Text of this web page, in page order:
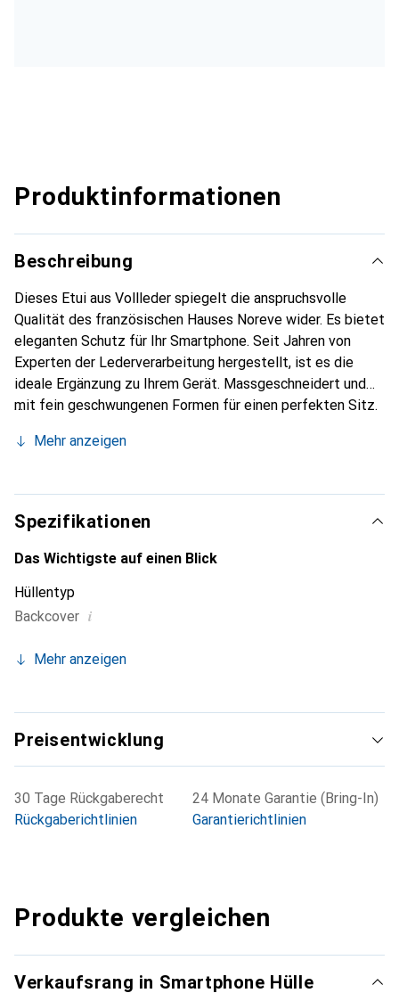
Produktinformationen
Beschreibung
Dieses Etui aus Vollleder spiegelt die anspruchsvolle
Qualität des französischen Hauses Noreve wider. Es bietet
eleganten Schutz für Ihr Smartphone. Seit Jahren von
Experten der Lederverarbeitung hergestellt, ist es die
ideale Ergänzung zu Ihrem Gerät. Massgeschneidert und
mit fein geschwungenen Formen für einen perfekten Sitz.
Smartphone. Die Marke Noreve ist international für ihre
für den anspruchsvollen Kunden.
Mehr anzeigen
Spezifikationen
Das Wichtigste auf einen Blick
Hüllentyp
Backcover i
Mehr anzeigen
Preisentwicklung
30 Tage Rückgaberecht
Rückgaberichtlinien
24 Monate Garantie (Bring-In)
Garantierichtlinien
Produkte vergleichen
Verkaufsrang in Smartphone Hülle